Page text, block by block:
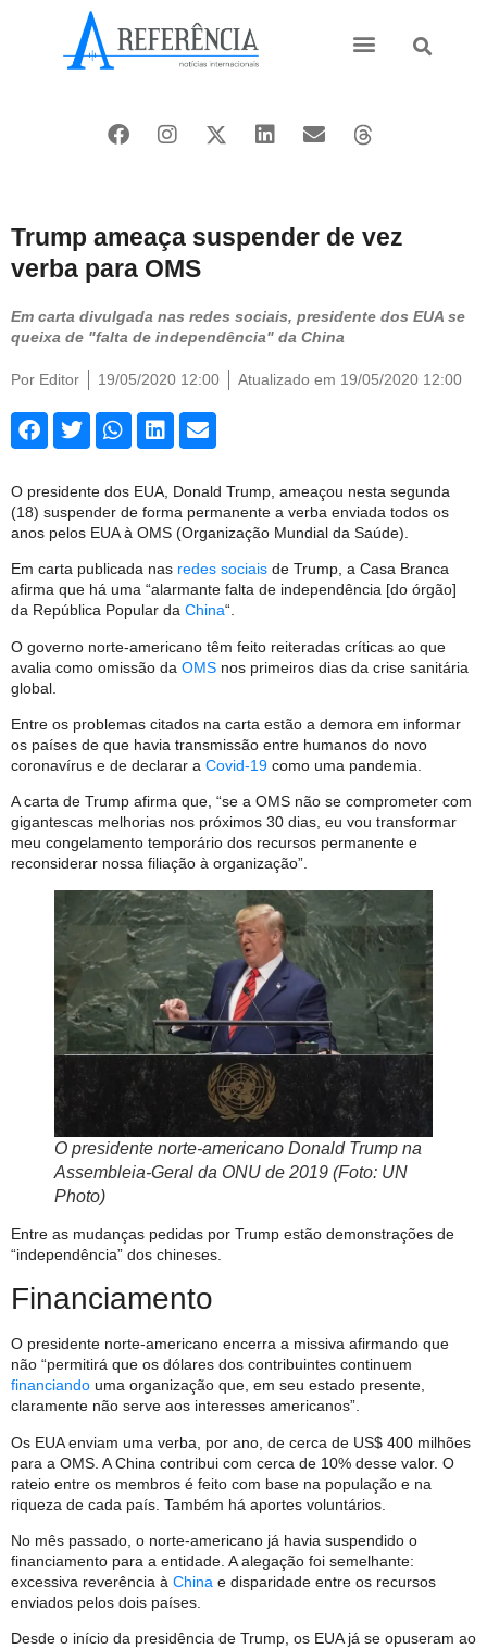
Trump ameaça suspender de vez
verba para OMS
Em carta divulgada nas redes sociais, presidente dos EUA se
queixa de "falta de independência" da China
Por Editor 19/05/2020 12:00 Atualizado em 19/05/2020 12:00
O presidente dos EUA, Donald Trump, ameaçou nesta segunda
(18) suspender de forma permanente a verba enviada todos os
anos pelos EUA à OMS (Organização Mundial da Saúde).
Em carta publicada nas redes sociais de Trump, a Casa Branca
afirma que há uma “alarmante falta de independência [do órgão]
da República Popular da China“.
O governo norte-americano têm feito reiteradas críticas ao que
avalia como omissão da OMS nos primeiros dias da crise sanitária
global.
Entre os problemas citados na carta estão a demora em informar
os países de que havia transmissão entre humanos do novo
coronavírus e de declarar a Covid-19 como uma pandemia.
A carta de Trump afirma que, “se a OMS não se comprometer com
gigantescas melhorias nos próximos 30 dias, eu vou transformar
meu congelamento temporário dos recursos permanente e
reconsiderar nossa filiação à organização”.
O presidente norte-americano Donald Trump na
Assembleia-Geral da ONU de 2019 (Foto: UN
Photo)
Entre as mudanças pedidas por Trump estão demonstrações de
“independência” dos chineses.
Financiamento
O presidente norte-americano encerra a missiva afirmando que
não “permitirá que os dólares dos contribuintes continuem
financiando uma organização que, em seu estado presente,
claramente não serve aos interesses americanos”.
Os EUA enviam uma verba, por ano, de cerca de US$ 400 milhões
para a OMS. A China contribui com cerca de 10% desse valor. O
rateio entre os membros é feito com base na população e na
riqueza de cada país. Também há aportes voluntários.
No mês passado, o norte-americano já havia suspendido o
financiamento para a entidade. A alegação foi semelhante:
excessiva reverência à China e disparidade entre os recursos
enviados pelos dois países.
Desde o início da presidência de Trump, os EUA já se opuseram ao